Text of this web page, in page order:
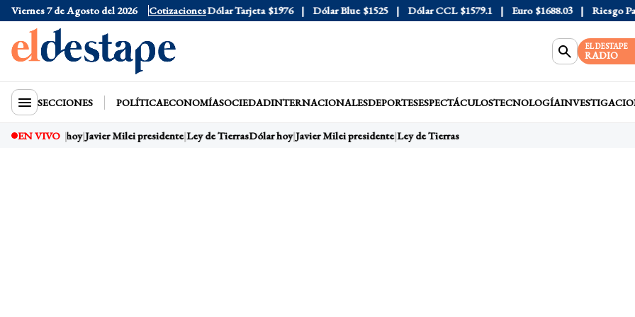
Viernes 7 de Agosto del 2026 Cotizaciones
Dólar Oficial $1520 Dólar Tarjeta $1976 Dólar Blue $1525 Dólar CCL $1579.1 Euro $1688.03 Riesgo País
EL DESTAPE
RADIO
SECCIONES POLÍTICAECONOMÍASOCIEDADINTERNACIONALESDEPORTESESPECTÁCULOSTECNOLOGÍA
EN VIVO
Dólar hoy Javier Milei presidente Ley de TierrasDólar hoy Javier Milei presidente Ley de Tierras